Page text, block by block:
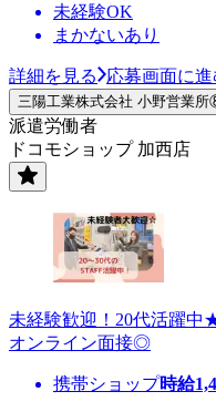
未経験OK
まかないあり
詳細を見る 応募画面に進
三陽工業株式会社 小野営業
派遣労働者
ドコモショップ 加西店
未経験歓迎！20代活躍
オンライン面接◎
携帯ショップ時給